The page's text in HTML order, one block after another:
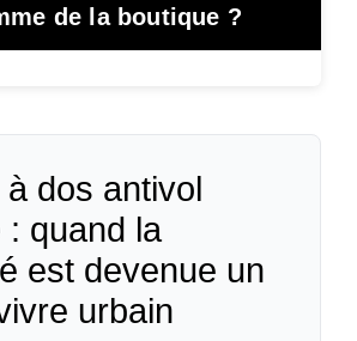
de la boutique ?
dos antivol
: quand la
est devenue un
urbain